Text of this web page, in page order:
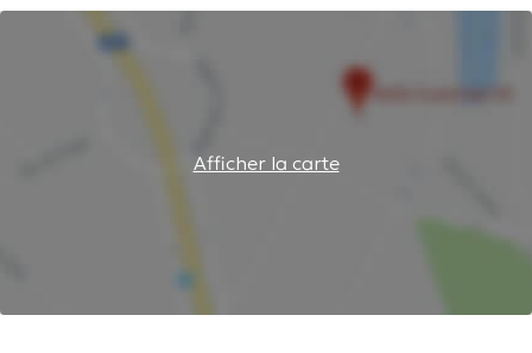
Afficher la carte